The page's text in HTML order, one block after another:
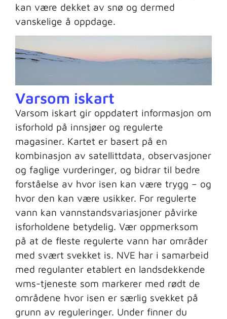
kan være dekket av snø og dermed
vanskelige å oppdage.
Varsom iskart
Varsom iskart gir oppdatert informasjon om
isforhold på innsjøer og regulerte
magasiner. Kartet er basert på en
kombinasjon av satellittdata, observasjoner
og faglige vurderinger, og bidrar til bedre
forståelse av hvor isen kan være trygg – og
hvor den kan være usikker. For regulerte
vann kan vannstandsvariasjoner påvirke
isforholdene betydelig. Vær oppmerksom
på at de fleste regulerte vann har områder
med svært svekket is. NVE har i samarbeid
med regulanter etablert en landsdekkende
wms-tjeneste som markerer med rødt de
områdene hvor isen er særlig svekket på
grunn av reguleringer. Under finner du